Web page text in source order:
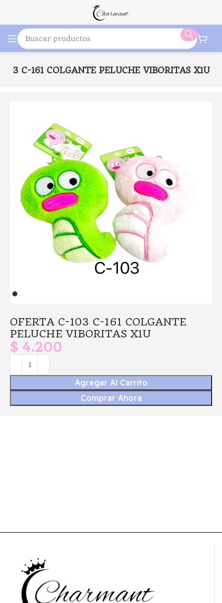
C-161 COLGANTE PELUCHE VIBORITAS X1U
OFERTA C-103 C-161 COLGANTE
PELUCHE VIBORITAS X1U
$ 4.200
Agregar Al Carrito
Comprar Ahora